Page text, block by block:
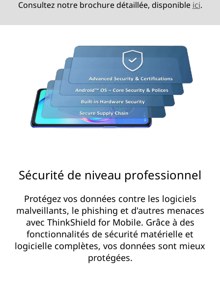
Consultez notre brochure détaillée, disponible ici.
Sécurité de niveau professionnel
Protégez vos données contre les logiciels
malveillants, le phishing et d'autres menaces
avec ThinkShield for Mobile. Grâce à des
fonctionnalités de sécurité matérielle et
logicielle complètes, vos données sont mieux
protégées.